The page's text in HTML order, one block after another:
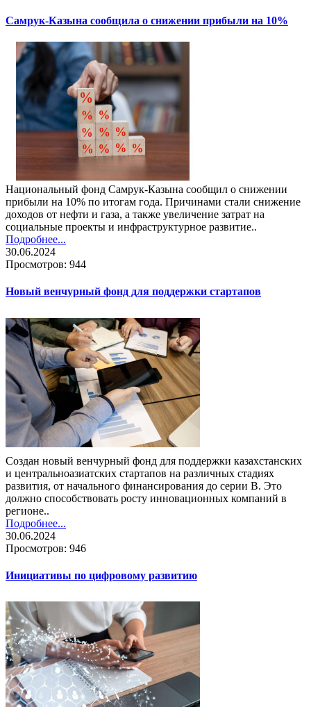
Самрук-Казына сообщила о снижении прибыли на 10%
Национальный фонд Самрук-Казына сообщил о снижении
прибыли на 10% по итогам года. Причинами стали снижение
доходов от нефти и газа, а также увеличение затрат на
социальные проекты и инфраструктурное развитие..
Подробнее...
30.06.2024
Просмотров: 944
Новый венчурный фонд для поддержки стартапов
Создан новый венчурный фонд для поддержки казахстанских
и центральноазиатских стартапов на различных стадиях
развития, от начального финансирования до серии B. Это
должно способствовать росту инновационных компаний в
регионе..
Подробнее...
30.06.2024
Просмотров: 946
Инициативы по цифровому развитию